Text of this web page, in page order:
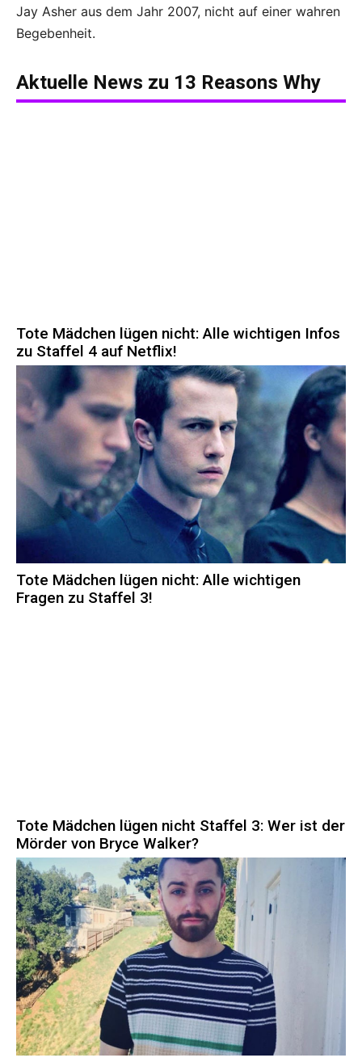
Jay Asher aus dem Jahr 2007, nicht auf einer wahren
Begebenheit.
Aktuelle News zu 13 Reasons Why
Tote Mädchen lügen nicht: Alle wichtigen Infos
zu Staffel 4 auf Netflix!
Tote Mädchen lügen nicht: Alle wichtigen
Fragen zu Staffel 3!
Tote Mädchen lügen nicht Staffel 3: Wer ist der
Mörder von Bryce Walker?